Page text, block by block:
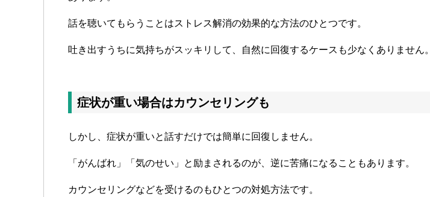
話を聴いてもらうことはストレス解消の効果的な方法のひとつです。
吐き出すうちに気持ちがスッキリして、自然に回復するケースも少なくありません。
症状が重い場合はカウンセリングも
しかし、症状が重いと話すだけでは簡単に回復しません。
「がんばれ」「気のせい」と励まされるのが、逆に苦痛になることもあります。
カウンセリングなどを受けるのもひとつの対処方法です。